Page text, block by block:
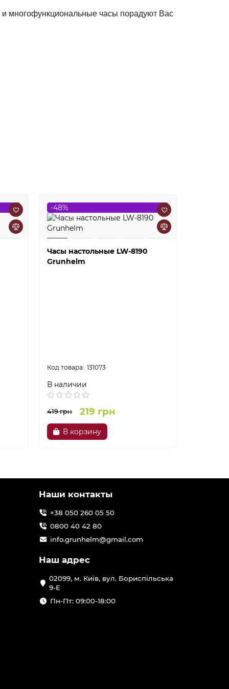
многофункциональные часы порадуют Вас
-48%
Часы настольные LW-8190
Grunhelm
131073
В наличии
419 грн 219 грн
В корзину
Наши контакты
+38 050 260 05 50
0800 40 42 80
info.grunhelm@gmail.com
Наш адрес
02099, м. Київ, вул. Бориспільська
9-Е
Пн-Пт: 09:00-18:00